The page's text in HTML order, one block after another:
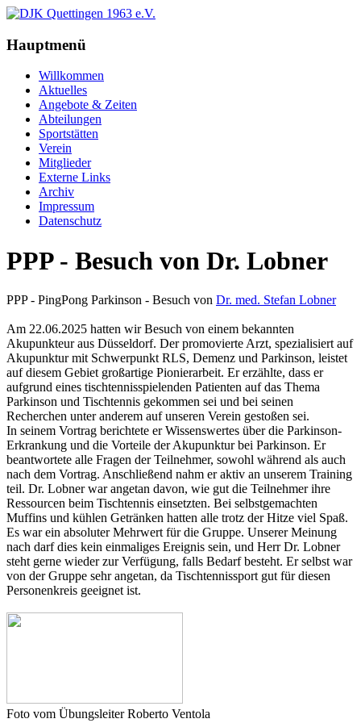
Hauptmenü
Willkommen
Aktuelles
Angebote & Zeiten
Abteilungen
Sportstätten
Verein
Mitglieder
Externe Links
Archiv
Impressum
Datenschutz
PPP - Besuch von Dr. Lobner
PPP - PingPong Parkinson - Besuch von Dr. med. Stefan Lobner
Am 22.06.2025 hatten wir Besuch von einem bekannten
Akupunkteur aus Düsseldorf. Der promovierte Arzt, spezialisiert auf
Akupunktur mit Schwerpunkt RLS, Demenz und Parkinson, leistet
auf diesem Gebiet großartige Pionierarbeit. Er erzählte, dass er
aufgrund eines tischtennisspielenden Patienten auf das Thema
Parkinson und Tischtennis gekommen sei und bei seinen
Recherchen unter anderem auf unseren Verein gestoßen sei.
In seinem Vortrag berichtete er Wissenswertes über die Parkinson-
Erkrankung und die Vorteile der Akupunktur bei Parkinson. Er
beantwortete alle Fragen der Teilnehmer, sowohl während als auch
nach dem Vortrag. Anschließend nahm er aktiv an unserem Training
teil. Dr. Lobner war angetan davon, wie gut die Teilnehmer ihre
Ressourcen beim Tischtennis einsetzten. Bei selbstgemachten
Muffins und kühlen Getränken hatten alle trotz der Hitze viel Spaß.
Es war ein absoluter Mehrwert für die Gruppe. Unserer Meinung
nach darf dies kein einmaliges Ereignis sein, und Herr Dr. Lobner
steht gerne wieder zur Verfügung, falls Bedarf besteht. Er selbst war
von der Gruppe sehr angetan, da Tischtennissport gut für diesen
Personenkreis geeignet ist.
Foto vom Übungsleiter Roberto Ventola